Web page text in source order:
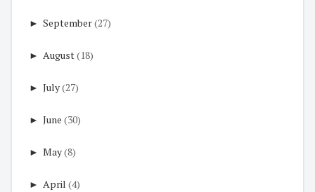
► September(27)
► August(18)
► July(27)
► June (30)
► May(8)
► April (4)